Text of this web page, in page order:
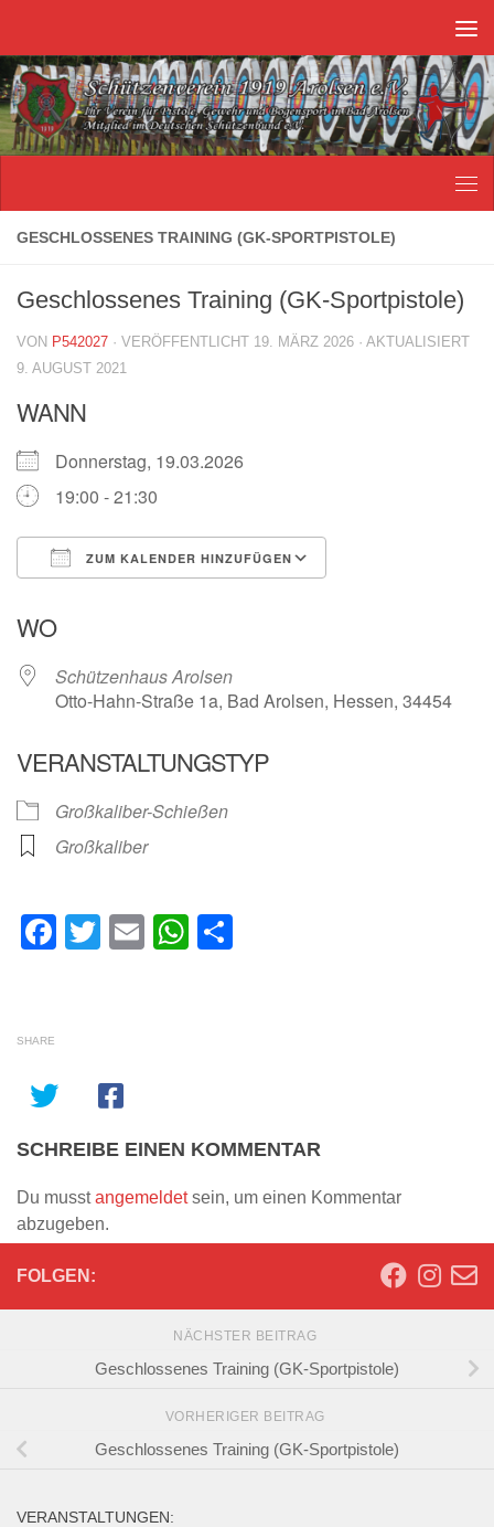
GESCHLOSSENES TRAINING (GK-SPORTPISTOLE)
Geschlossenes Training (GK-Sportpistole)
VON P542027 · VERÖFFENTLICHT 19. MÄRZ 2026 · AKTUALISIERT
9. AUGUST 2021
WANN
Donnerstag, 19.03.2026
19:00 - 21:30
ZUM KALENDER HINZUFÜGEN
WO
Schützenhaus Arolsen
Otto-Hahn-Straße 1a, Bad Arolsen, Hessen, 34454
VERANSTALTUNGSTYP
Großkaliber-Schießen
Großkaliber
Facebook
Twitter
EmailWhatsApp
SHARE
SCHREIBE EINEN KOMMENTAR
Du musstangemeldetsein, um einen Kommentar
abzugeben.
FOLGEN:
NÄCHSTER BEITRAG
Geschlossenes Training (GK-Sportpistole)
VORHERIGER BEITRAG
Geschlossenes Training (GK-Sportpistole)
VERANSTALTUNGEN: